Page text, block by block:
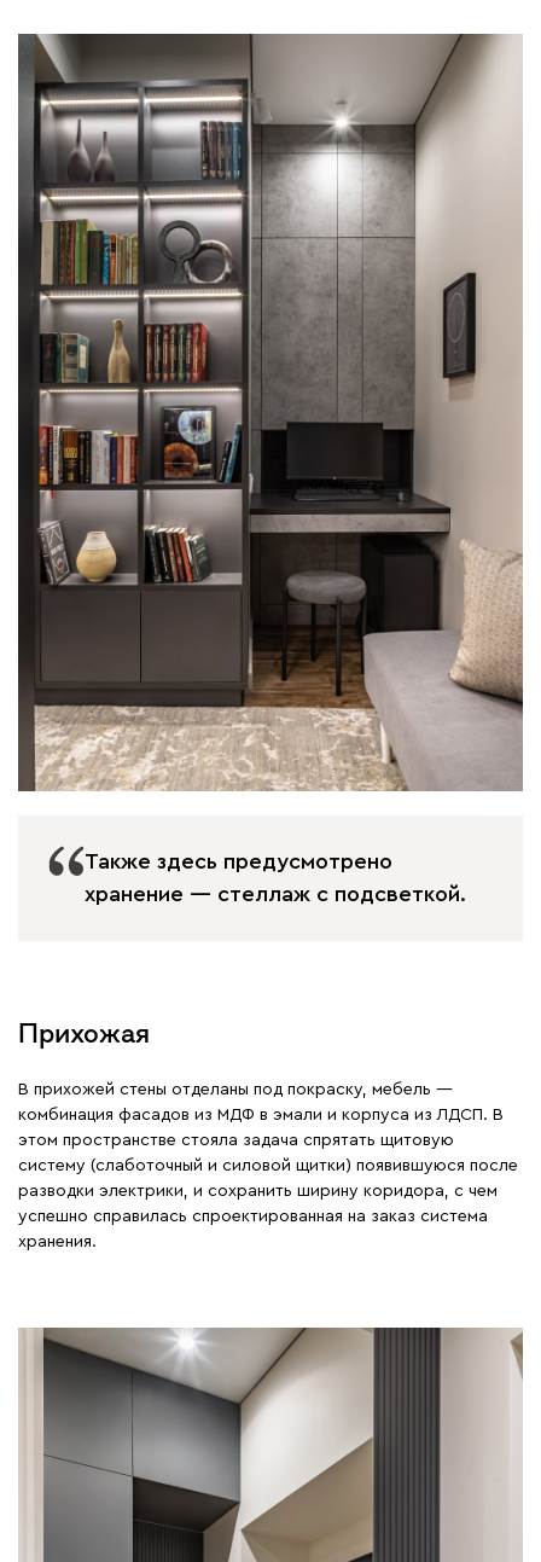
Также здесь предусмотрено
хранение — стеллаж с подсветкой.
Прихожая
В прихожей стены отделаны под покраску, мебель —
комбинация фасадов из МДФ в эмали и корпуса из ЛДСП. В
этом пространстве стояла задача спрятать щитовую
систему (слаботочный и силовой щитки) появившуюся после
разводки электрики, и сохранить ширину коридора, с чем
успешно справилась спроектированная на заказ система
хранения.